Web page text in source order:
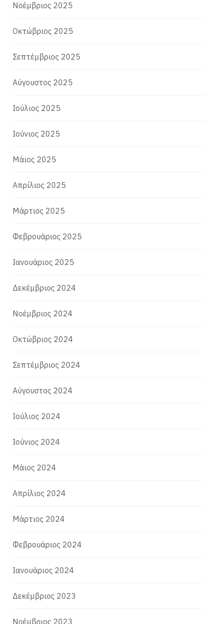
Νοέμβριος 2025
Οκτώβριος 2025
Σεπτέμβριος 2025
Αύγουστος 2025
Ιούλιος 2025
Ιούνιος 2025
Μάιος 2025
Απρίλιος 2025
Μάρτιος 2025
Φεβρουάριος 2025
Ιανουάριος 2025
Δεκέμβριος 2024
Νοέμβριος 2024
Οκτώβριος 2024
Σεπτέμβριος 2024
Αύγουστος 2024
Ιούλιος 2024
Ιούνιος 2024
Μάιος 2024
Απρίλιος 2024
Μάρτιος 2024
Φεβρουάριος 2024
Ιανουάριος 2024
Δεκέμβριος 2023
Νοέμβριος 2023